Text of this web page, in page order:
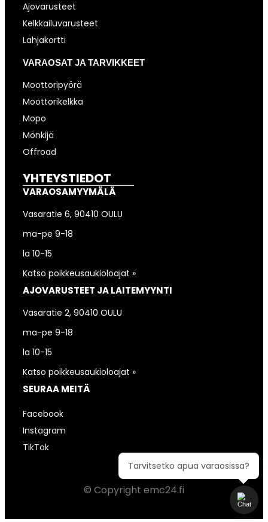
Ajovarusteet
Kelkkailuvarusteet
Lahjakortti
VARAOSAT JA TARVIKKEET
Moottoripyörä
Moottorikelkka
Mopo
Mönkijä
Offroad
YHTEYSTIEDOT
VARAOSAMYYMÄLÄ
Vasaratie 6, 90410 OULU
ma-pe 9-18
la 10-15
Katso poikkeusaukioloajat »
AJOVARUSTEET JA LAITEMYYNTI
Vasaratie 2, 90410 OULU
ma-pe 9-18
la 10-15
Katso poikkeusaukioloajat »
SEURAA MEITÄ
Facebook
Instagram
TikTok
© Copyright emc24.fi
Tarvitsetko apua varaosissa?